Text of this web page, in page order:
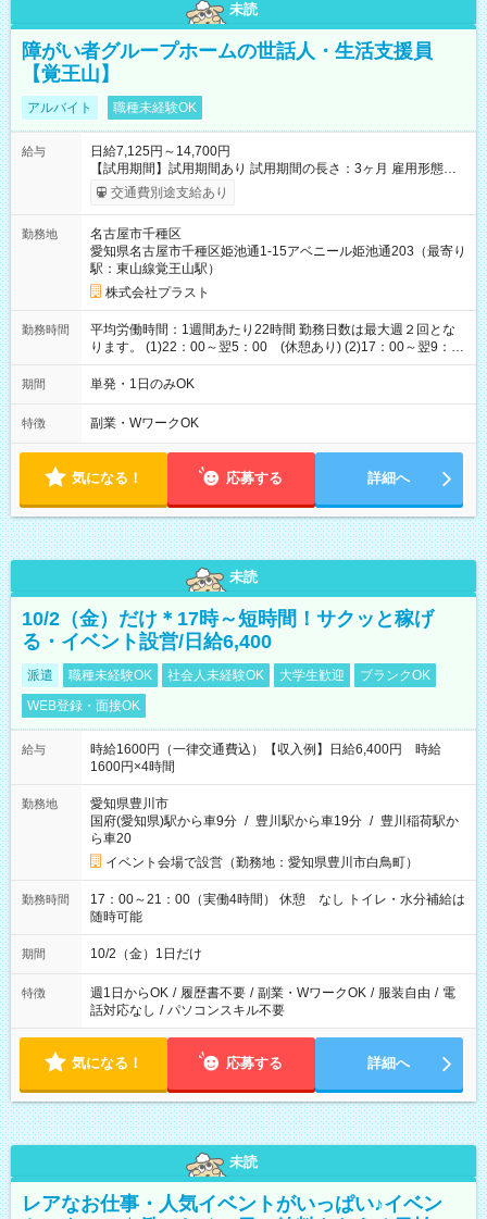
未読
障がい者グループホームの世話人・生活支援員
【覚王山】
アルバイト 職種未経験OK
給与
日給7,125円～14,700円
【試用期間】試用期間あり 試用期間の長さ：3ヶ月 雇用形態、
給与は本採用時と同じです。
交通費別途支給あり
勤務地
名古屋市千種区
愛知県名古屋市千種区姫池通1-15アベニール姫池通203（最寄り
駅：東山線覚王山駅）
株式会社プラスト
勤務時間
平均労働時間：1週間あたり22時間 勤務日数は最大週２回とな
ります。 (1)22：00～翌5：00 (休憩あり) (2)17：00～翌9：
00 (休憩あり) ３６協定提出済 平均労働時間：1週間あたり22
時間 勤務日数は最大週２回となります。 (1)22：00～翌5：00
期間 単発・1日のみOK
特徴 副業・WワークOK
気になる！ 応募する 詳細へ
未読
10/2（金）だけ＊17時～短時間！サクッと稼げ
る・イベント設営/日給6,400
派遣 職種未経験OK 社会人未経験OK 大学生歓迎
ブランクOK
WEB登録・面接OK
給与
時給1600円（一律交通費込）【収入例】日給6,400円 時給
1600円×4時間
勤務地
愛知県豊川市
国府(愛知県)駅から車9分 / 豊川駅から車19分 / 豊川稲荷駅か
ら車20
イベント会場で設営（勤務地：愛知県豊川市白鳥町）
勤務時間
17：00～21：00（実働4時間） 休憩 なし トイレ・水分補給は
随時可能
期間 10/2（金）1日だけ
特徴 週1日からOK / 履歴書不要 / 副業・WワークOK / 服装自由 / 電
話対応なし / パソコンスキル不要
気になる！ 応募する 詳細へ
未読
レアなお仕事・人気イベントがいっぱい♪イベン